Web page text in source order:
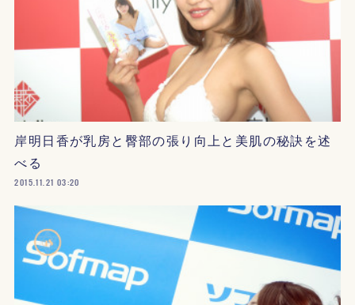
岸明日香が乳房と臀部の張り向上と美肌の秘訣を述
べる
2015.11.21 03:20